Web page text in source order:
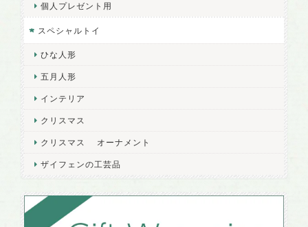
個人プレゼント用
スペシャルトイ
ひな人形
五月人形
インテリア
クリスマス
クリスマス オーナメント
ザイフェンの工芸品